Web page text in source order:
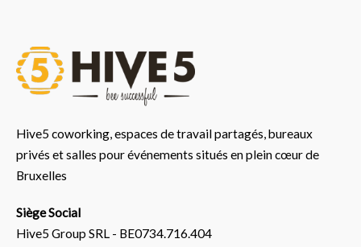
Hive5 coworking, espaces de travail partagés, bureaux
privés et salles pour événements situés en plein cœur de
Bruxelles
Siège Social
Hive5 Group SRL - BE0734.716.404